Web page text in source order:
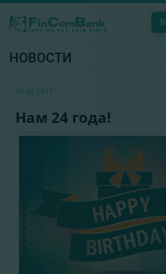
НОВОСТИ
30.06.2017
Нам 24 года!